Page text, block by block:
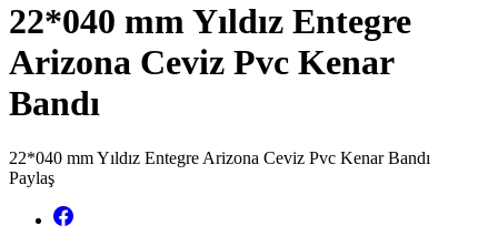
22*040 mm Yıldız Entegre
Arizona Ceviz Pvc Kenar
Bandı
22*040 mm Yıldız Entegre Arizona Ceviz Pvc Kenar Bandı
Paylaş